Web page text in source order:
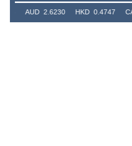
AUD 2.6230 HKD 0.4747